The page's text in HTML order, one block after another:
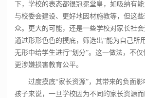
下，学校的表态都很冠冕堂皇，如吸纳有
与校委会建设、更好地因材施教等，但这
众。更大的可能，还是一些学校对家长社
通过形形色色的摸底，筛选出“能为自己所
无形中给学生进行“划分”。这一做法，不仅
更涉嫌损害教育公平。
过度摸底“家长资源”，其带来的负面
孩子来说，一旦学校因为不同的家长资源而